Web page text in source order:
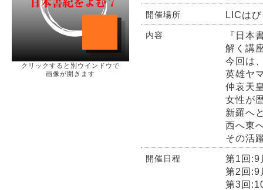
クリックすると別ウインドウで
画像が開きます
開催場所 LICは
内容
『日本
解く講
今回は
英雄ヤ
仲哀天
女性が
新羅へ
西へ東
その活
開催日程
第1回:9
第2回:9
第3回